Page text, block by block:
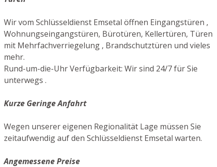
Wir vom Schlüsseldienst Emsetal öffnen Eingangstüren ,
Wohnungseingangstüren, Bürotüren, Kellertüren, Türen
mit Mehrfachverriegelung , Brandschutztüren und vieles
mehr.
Rund-um-die-Uhr Verfügbarkeit: Wir sind 24/7 für Sie
unterwegs .
Kurze Geringe Anfahrt
Wegen unserer eigenen Regionalität Lage müssen Sie
zeitaufwendig auf den Schlüsseldienst Emsetal warten.
Angemessene Preise